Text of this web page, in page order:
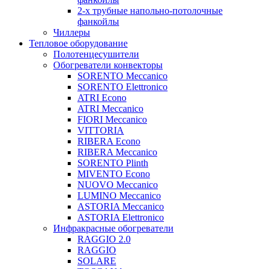
2-х трубные напольно-потолочные
фанкойлы
Чиллеры
Тепловое оборудование
Полотенцесушители
Обогреватели конвекторы
SORENTO Meccanico
SORENTO Elettronico
ATRI Econo
ATRI Meccanico
FIORI Meccanico
VITTORIA
RIBERA Econo
RIBERA Meccanico
SORENTO Plinth
MIVENTO Econo
NUOVO Meccanico
LUMINO Meccanico
ASTORIA Meccanico
ASTORIA Elettronico
Инфракрасные обогреватели
RAGGIO 2.0
RAGGIO
SOLARE